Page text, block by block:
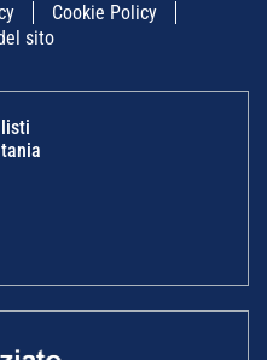
Cookie Policy
sito